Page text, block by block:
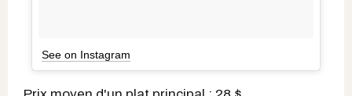
See on Instagram